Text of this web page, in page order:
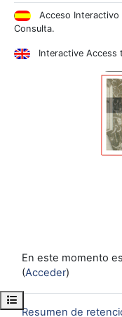
Abrir índice del curso
Acceso Interactivo
Consulta.
Interactive Access
En este momento
(Acceder)
Resumen de